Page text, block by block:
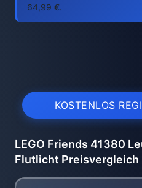
64,99 €.
KOSTENLOS
LEGO Friends 41380
Flutlicht Preisvergleich